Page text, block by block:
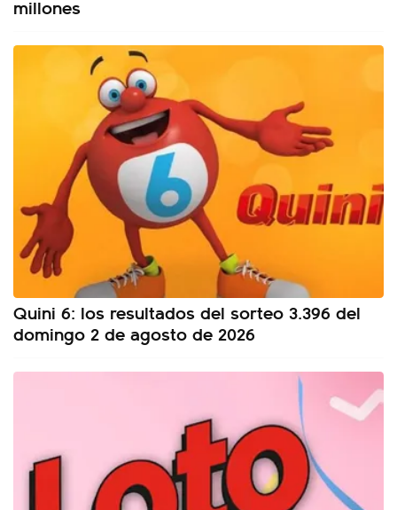
millones
Quini 6: los resultados del sorteo 3.396 del
domingo 2 de agosto de 2026